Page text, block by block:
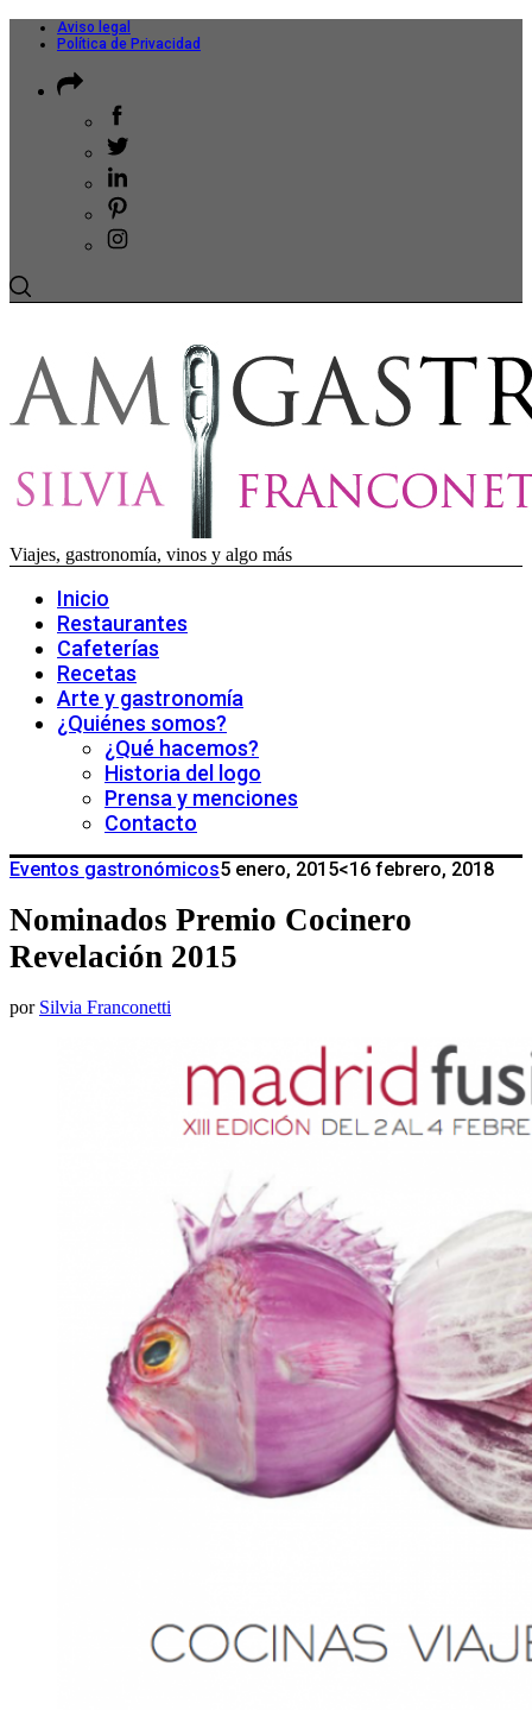
Aviso legal
Política de Privacidad
Viajes, gastronomía, vinos y algo más
Inicio
Restaurantes
Cafeterías
Recetas
Arte y gastronomía
¿Quiénes somos?
¿Qué hacemos?
Historia del logo
Prensa y menciones
Contacto
Eventos gastronómicos5 enero, 2015<16 febrero, 2018
Nominados Premio Cocinero
Revelación 2015
por Silvia Franconetti